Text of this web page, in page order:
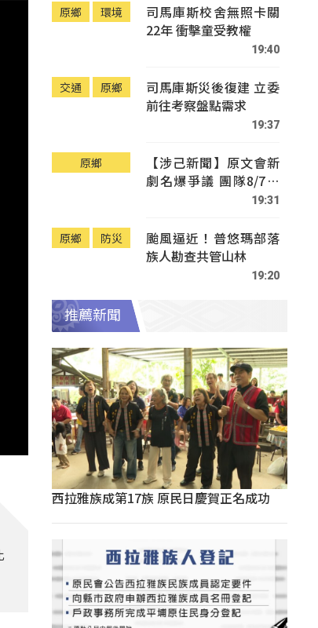
原鄉 環境
司馬庫斯校舍無照卡關
22年 衝擊童受教權
19:40
交通 原鄉
司馬庫斯災後復建 立委
前往考察盤點需求
19:37
原鄉
【涉己新聞】原文會新
劇名爆爭議 團隊8/7赴
19:31
原鄉 防災
颱風逼近！普悠瑪部落
族人勘查共管山林
19:20
推薦新聞
西拉雅族成第17族 原民日慶賀正名成功